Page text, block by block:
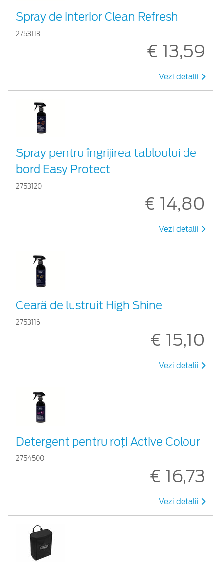
Spray de interior Clean Refresh
2753118
€ 13,59
Vezi detalii
Spray pentru îngrijirea tabloului de
bord Easy Protect
2753120
€ 14,80
Vezi detalii
Ceară de lustruit High Shine
2753116
€ 15,10
Vezi detalii
Detergent pentru roți Active Colour
2754500
€ 16,73
Vezi detalii